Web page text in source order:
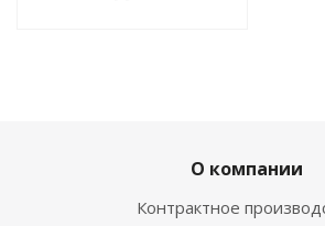
О компании
Контрактное